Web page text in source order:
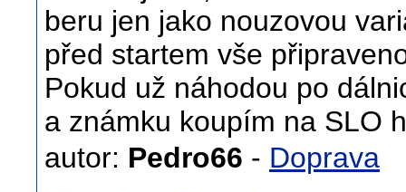
beru jen jako nouzovou
před startem vše
Pokud už náhodou po
a známku koupím na SLO
autor: Pedro66 - Doprava